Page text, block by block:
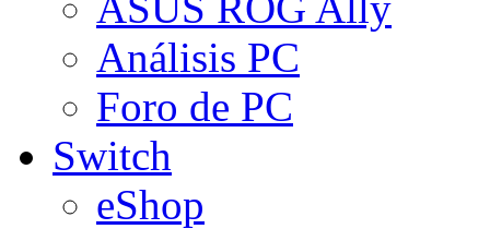
Análisis PC
Foro de PC
Switch
eShop